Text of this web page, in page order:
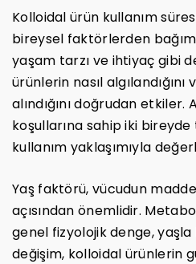
Kolloidal ürün kullanım
bireysel faktörlerden
yaşam tarzı ve ihtiyaç gibi
ürünlerin nasıl
alındığını doğrudan etkiler.
koşullarına sahip iki
kullanım yaklaşımıyla
Yaş faktörü, vücudun
açısından önemlidir.
genel fizyolojik denge,
değişim, kolloidal ürünlerin